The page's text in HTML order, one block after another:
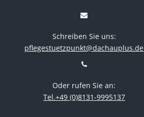
Schreiben Sie uns:
pflegestuetzpunkt@dachauplus.de
Oder rufen Sie an:
Tel.+49 (0)8131-9995137